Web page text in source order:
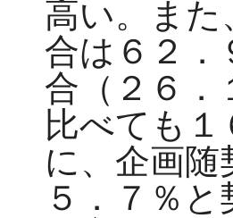
高い。また
合は６２．
合（２６．
比べても
に、企画
５．７％